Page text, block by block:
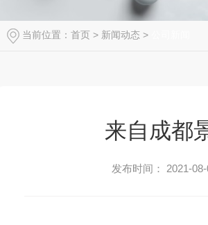
当前位置： 首页 > 新闻动态 >
来自成都
发布时间： 2021-